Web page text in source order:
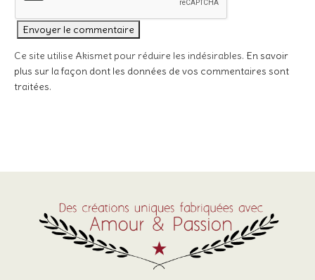
Ce site utilise Akismet pour réduire les indésirables. En savoir
plus sur la façon dont les données de vos commentaires sont
traitées.